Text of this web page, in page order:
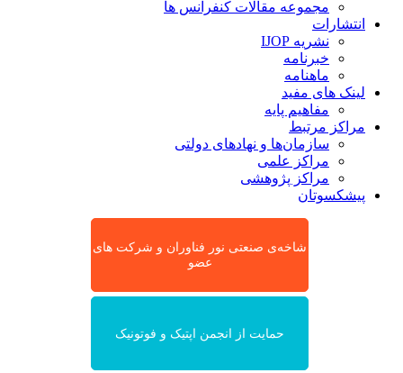
مجموعه مقالات کنفرانس ها
انتشارات
نشریه IJOP
خبرنامه
ماهنامه
لینک های مفید
مفاهیم پایه
مراکز مرتبط
سازمان‌ها و نهادهای دولتی
مراکز علمی
مراکز پژوهشی
پیشکسوتان
شاخه‌ی صنعتی نور فناوران و شرکت های
عضو
حمایت از انجمن اپتیک و فوتونیک